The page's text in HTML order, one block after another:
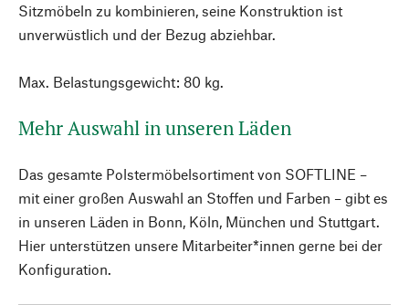
Sitzmöbeln zu kombinieren, seine Konstruktion ist
unverwüstlich und der Bezug abziehbar.
Max. Belastungsgewicht: 80 kg.
Mehr Auswahl in unseren Läden
Das gesamte Polstermöbelsortiment von SOFTLINE –
mit einer großen Auswahl an Stoffen und Farben – gibt es
in unseren Läden in Bonn, Köln, München und Stuttgart.
Hier unterstützen unsere Mitarbeiter*innen gerne bei der
Konfiguration.